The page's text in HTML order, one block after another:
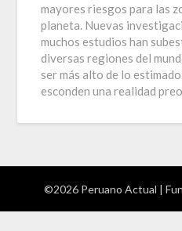
mayores riesgos para las
planeta. Nuevas
muchos estudios han
diversas regiones del
ser más alto de lo
esconden una realidad
©2026 Peruano Actual |